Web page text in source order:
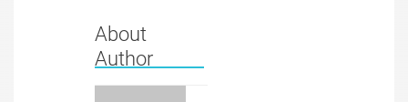
About
Author